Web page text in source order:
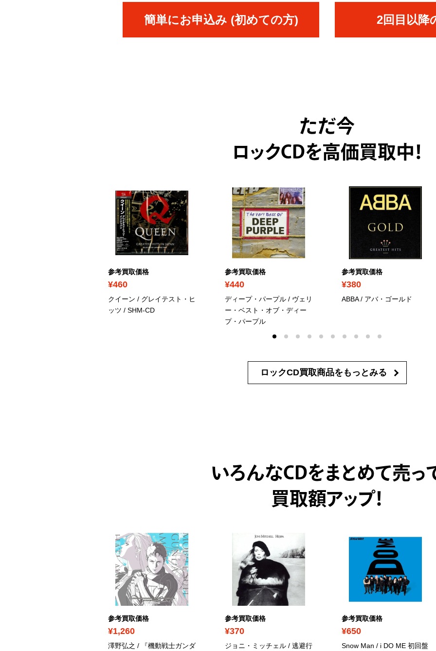
簡単にお申込み (初めての方) 2回目以降
ただ今
ロックCDを高価買取中！
参考買取価格
¥460
クイーン / グレイテスト・ヒ
ッツ / SHM-CD
参考買取価格
¥440
ディープ・パープル / ヴェリ
ー・ベスト・オブ・ディー
プ・パープル
参考買取価格
¥380
ABBA / アバ・ゴールド
ロックCD買取商品を もっとみる
いろんなCDをまとめて売っ
買取額アップ！
参考買取価格
¥1,260
澤野弘之 / 『機動戦士ガンダ
参考買取価格
¥370
ジョニ・ミッチェル / 逃避行
参考買取価格
¥650
Snow Man / i DO ME 初回盤